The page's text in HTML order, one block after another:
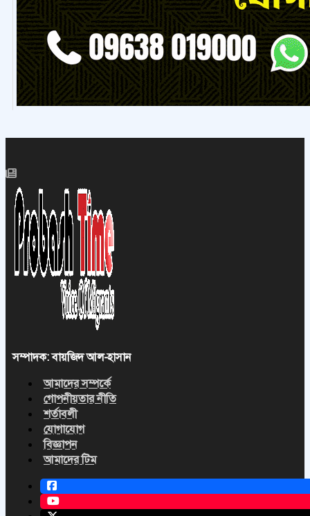
সম্পাদক: বায়জিদ আল-হাসান
আমাদের সম্পর্কে
গোপনীয়তার নীতি
শর্তাবলী
যোগাযোগ
বিজ্ঞাপন
আমাদের টিম